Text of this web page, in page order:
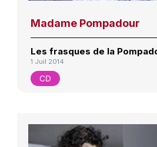
Madame Pompadour
Les frasques de la
1 Juil 2014
CD